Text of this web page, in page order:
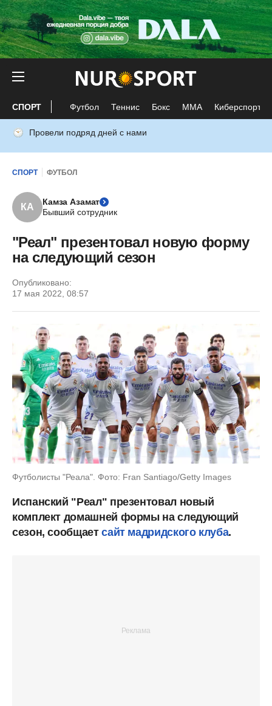
СПОРТ Футбол Теннис Бокс ММА Киберспорт
Провели подряд дней с нами
СПОРТ ФУТБОЛ
КА
Камза Азамат
Бывший сотрудник
"Реал" презентовал новую форму
на следующий сезон
Опубликовано:
17 мая 2022, 08:57
Футболисты "Реала". Фото: Fran Santiago/Getty Images
Испанский "Реал" презентовал новый
комплект домашней формы на следующий
сезон, сообщаетсайт мадридского клуба.